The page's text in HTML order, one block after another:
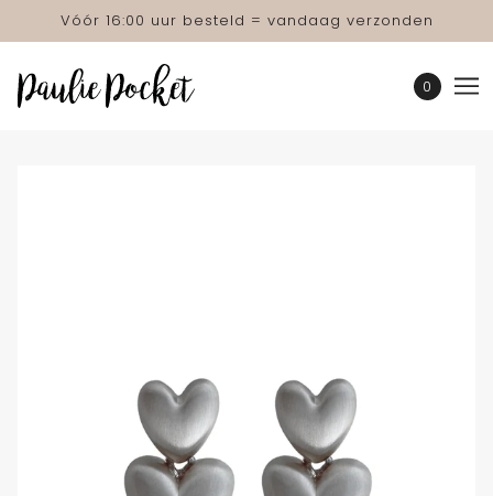
Vóór 16:00 uur besteld = vandaag verzonden
0